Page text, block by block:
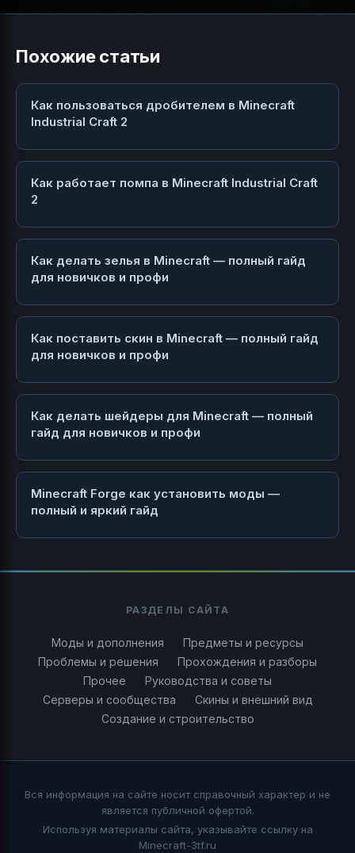
Похожие статьи
Как пользоваться дробителем в Minecraft
Industrial Craft 2
Как работает помпа в Minecraft Industrial Craft
2
Как делать зелья в Minecraft — полный гайд
для новичков и профи
Как поставить скин в Minecraft — полный гайд
для новичков и профи
Как делать шейдеры для Minecraft — полный
гайд для новичков и профи
Minecraft Forge как установить моды —
полный и яркий гайд
РАЗДЕЛЫ САЙТА
Моды и дополнения
Предметы и ресурсы
Проблемы и решения
Прохождения и разборы
Прочее
Руководства и советы
Серверы и сообщества
Скины и внешний вид
Создание и строительство
Вся информация на сайте носит справочный характер и не
является публичной офертой.
Используя материалы сайта, указывайте ссылку на
Minecraft-3tf.ru